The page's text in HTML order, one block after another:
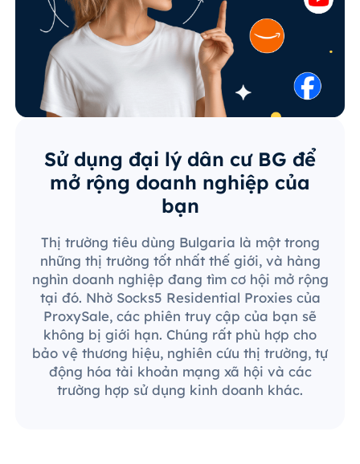
Sử dụng đại lý dân cư BG để
mở rộng doanh nghiệp của
bạn
Thị trường tiêu dùng Bulgaria là một trong
những thị trường tốt nhất thế giới, và hàng
nghìn doanh nghiệp đang tìm cơ hội mở rộng
tại đó. Nhờ Socks5 Residential Proxies của
ProxySale, các phiên truy cập của bạn sẽ
không bị giới hạn. Chúng rất phù hợp cho
bảo vệ thương hiệu, nghiên cứu thị trường, tự
động hóa tài khoản mạng xã hội và các
trường hợp sử dụng kinh doanh khác.